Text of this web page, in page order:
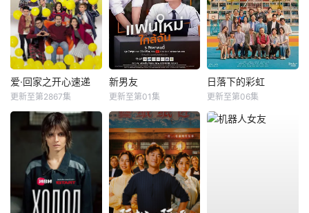
爱·回家之开心速递
更新至第2867集
新男友
更新至第01集
日落下的彩虹
更新至第06集